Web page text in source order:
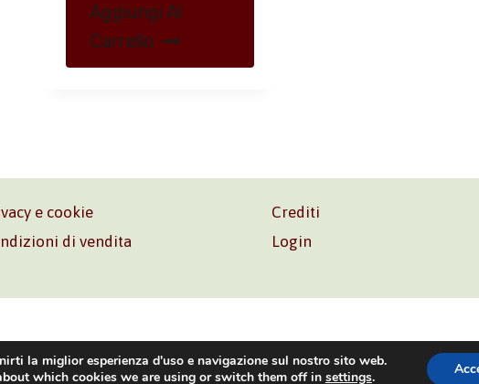
Aggiungi Al
Carrello
e cookie
di vendita
Crediti
Login
la miglior esperienza d'uso e navigazione sul nostro sito web.
which cookies we are using or switch them off in settings.